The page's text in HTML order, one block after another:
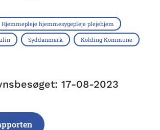
Hjemmepleje hjemmesygepleje plejehjem
Syddanmark Kolding Kommune
17-08-2023